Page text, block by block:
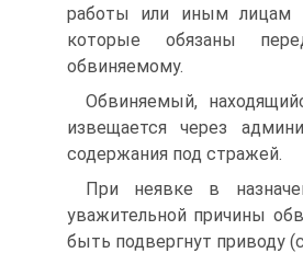
работы или иным лицам
которые обязаны
обвиняемому.
Обвиняемый,
извещается через
содержания под стражей.
При неявке в
уважительной причины
быть подвергнут приводу